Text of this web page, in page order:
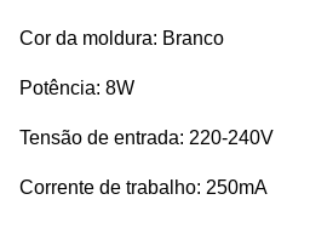
Cor da moldura: Branco
Potência: 8W
Tensão de entrada: 220-240V
Corrente de trabalho: 250mA